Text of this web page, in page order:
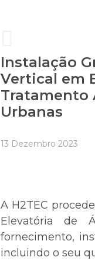
Instalação
Vertical em
Tratamento
Urbanas
13 Dezembro 2023
A H2TEC
Elevatória de
fornecimento,
incluindo o seu